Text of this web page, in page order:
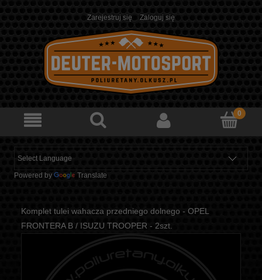
Zarejestruj się Zaloguj się
Powered by Translate
Komplet tulei wahacza przedniego dolnego - OPEL
FRONTERA B / ISUZU TROOPER - 2szt.